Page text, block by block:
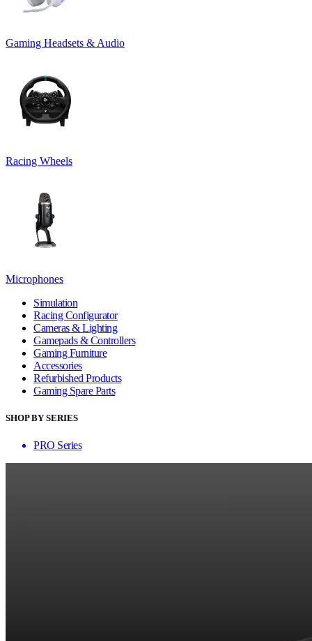
Gaming Headsets & Audio
Racing Wheels
Microphones
Simulation
Racing Configurator
Cameras & Lighting
Gamepads & Controllers
Gaming Furniture
Accessories
Refurbished Products
Gaming Spare Parts
SHOP BY SERIES
PRO Series